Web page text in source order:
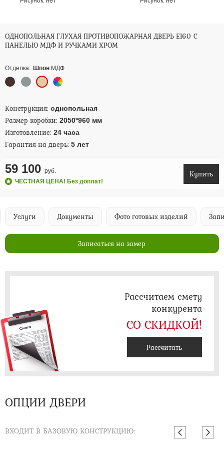
ОДНОПОЛЬНАЯ ГЛУХАЯ ПРОТИВОПОЖАРНАЯ ДВЕРЬ EI60 С
ПАНЕЛЬЮ МДФ И РУЧКАМИ ХРОМ
Отделка: Шпон МДФ
Конструкция: однопольная
Размер коробки: 2050*960 мм
Изготовление: 24 часа
Гарантия на дверь: 5 лет
59 100 руб.
ЧЕСТНАЯ ЦЕНА! Без доплат!
Купить
Услуги Документы Фото готовых изделий
Записаться на замер
Рассчитаем смету
конкурента
СО СКИДКОЙ!
Рассчитать
ОПЦИИ ДВЕРИ
ВХОДИТ В БАЗОВУЮ КОНСТРУКЦИЮ: